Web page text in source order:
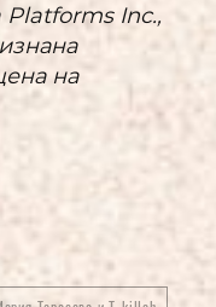
Platforms Inc.,
на